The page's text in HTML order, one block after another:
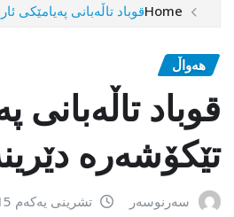
Homeقوباد تاڵەبانی پەیامێکی
هەواڵ
قوباد
تێکۆشەرە
سەرنوسەر تشرینی یەکەم 15, 2025